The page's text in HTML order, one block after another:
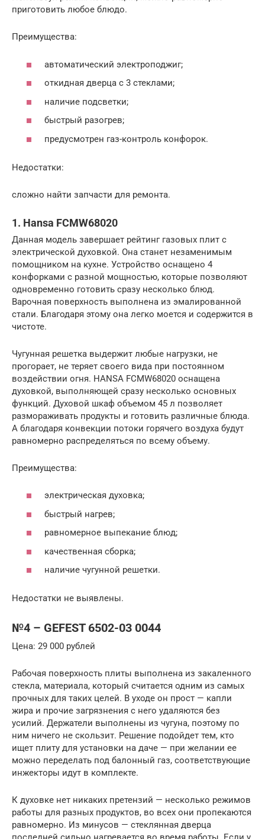
приготовить любое блюдо.
Преимущества:
автоматический электроподжиг;
откидная дверца с 3 стеклами;
наличие подсветки;
быстрый разогрев;
предусмотрен газ-контроль конфорок.
Недостатки:
сложно найти запчасти для ремонта.
1. Hansa FCMW68020
Данная модель завершает рейтинг газовых плит с
электрической духовкой. Она станет незаменимым
помощником на кухне. Устройство оснащено 4
конфорками с разной мощностью, которые позволяют
одновременно готовить сразу несколько блюд.
Варочная поверхность выполнена из эмалированной
стали. Благодаря этому она легко моется и содержится в
чистоте.
Чугунная решетка выдержит любые нагрузки, не
прогорает, не теряет своего вида при постоянном
воздействии огня. HANSA FCMW68020 оснащена
духовкой, выполняющей сразу несколько основных
функций. Духовой шкаф объемом 45 л позволяет
размораживать продукты и готовить различные блюда.
А благодаря конвекции потоки горячего воздуха будут
равномерно распределяться по всему объему.
Преимущества:
электрическая духовка;
быстрый нагрев;
равномерное выпекание блюд;
качественная сборка;
наличие чугунной решетки.
Недостатки не выявлены.
№4 – GEFEST 6502-03 0044
Цена: 29 000 рублей
Рабочая поверхность плиты выполнена из закаленного
стекла, материала, который считается одним из самых
прочных для таких целей. В уходе он прост — капли
жира и прочие загрязнения с него удаляются без
усилий. Держатели выполнены из чугуна, поэтому по
ним ничего не скользит. Решение подойдет тем, кто
ищет плиту для установки на даче — при желании ее
можно переделать под балонный газ, соответствующие
инжекторы идут в комплекте.
К духовке нет никаких претензий — несколько режимов
работы для разных продуктов, во всех они пропекаются
равномерно. Из минусов — стеклянная дверца